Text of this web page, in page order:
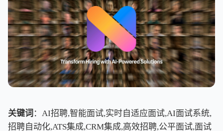
关键词 ：AI招聘,智能面试,实时自适应面试,AI面试系统,
招聘自动化,ATS集成,CRM集成,高效招聘,公平面试,面试